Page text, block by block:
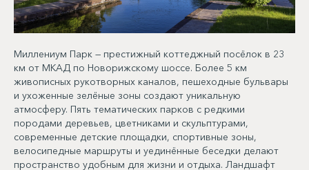
Миллениум Парк — престижный коттеджный посёлок в 23
км от МКАД по Новорижскому шоссе. Более 5 км
живописных рукотворных каналов, пешеходные бульвары
и ухоженные зелёные зоны создают уникальную
атмосферу. Пять тематических парков с редкими
породами деревьев, цветниками и скульптурами,
современные детские площадки, спортивные зоны,
велосипедные маршруты и уединённые беседки делают
пространство удобным для жизни и отдыха. Ландшафт